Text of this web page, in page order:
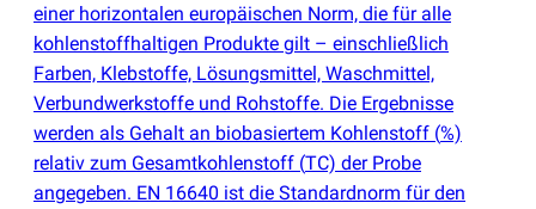
einer horizontalen europäischen Norm, die für alle
kohlenstoffhaltigen Produkte gilt – einschließlich
Farben, Klebstoffe, Lösungsmittel, Waschmittel,
Verbundwerkstoffe und Rohstoffe. Die Ergebnisse
werden als Gehalt an biobasiertem Kohlenstoff (%)
relativ zum Gesamtkohlenstoff (TC) der Probe
angegeben. EN 16640 ist die Standardnorm für den